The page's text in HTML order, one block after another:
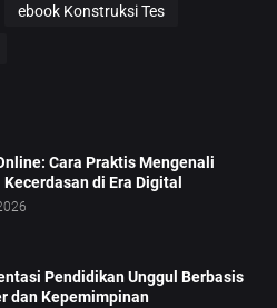
ebook Konstruksi Tes
Cara Praktis Mengenali
di Era Digital
Pendidikan Unggul Berbasis
dan Kepemimpinan